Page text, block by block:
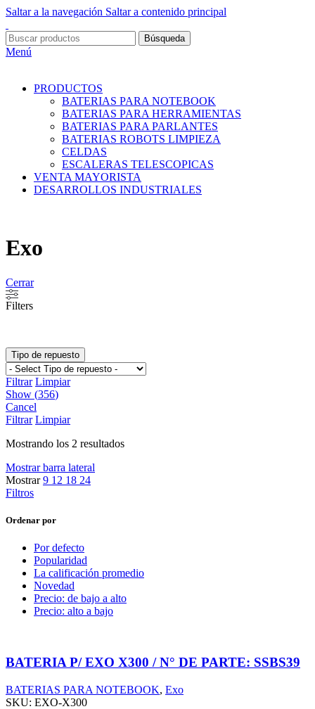
Saltar a la navegación Saltar a contenido principal
Búsqueda
Menú
PRODUCTOS
BATERIAS PARA NOTEBOOK
BATERIAS PARA HERRAMIENTAS
BATERIAS PARA PARLANTES
BATERIAS ROBOTS LIMPIEZA
CELDAS
ESCALERAS TELESCOPICAS
VENTA MAYORISTA
DESARROLLOS INDUSTRIALES
Exo
Cerrar
Filters
Tipo de repuesto
Filtrar Limpiar
Show (356)
Cancel
Filtrar Limpiar
Mostrando los 2 resultados
Mostrar barra lateral
Mostrar9 12 18 24
Filtros
Ordenar por
Por defecto
Popularidad
La calificación promedio
Novedad
Precio: de bajo a alto
Precio: alto a bajo
BATERIA P/ EXO X300 / N° DE PARTE: SSBS39
BATERIAS PARA NOTEBOOK, Exo
SKU: EXO-X300